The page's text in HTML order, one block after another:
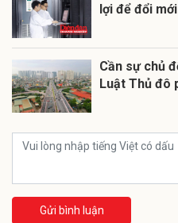
lợi để đổi
Cần sự chủ
Luật Thủ đô
Gửi bình luận